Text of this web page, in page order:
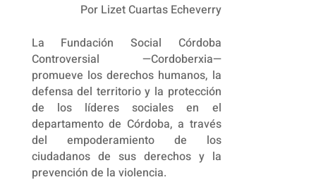
Por Lizet Cuartas Echeverry
La Fundación Social Córdoba
Controversial —Cordoberxia—
promueve los derechos humanos, la
defensa del territorio y la protección
de los líderes sociales en el
departamento de Córdoba, a través
del empoderamiento de los
ciudadanos de sus derechos y la
prevención de la violencia.